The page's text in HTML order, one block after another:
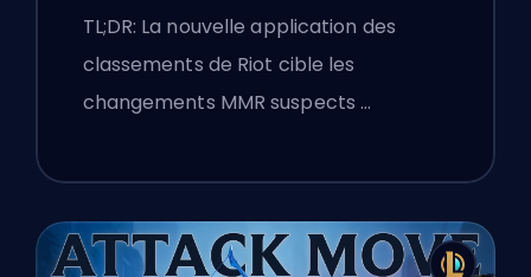
25.18 de League of Legends
TL;DR: La nouvelle application des
classements de Riot cible les
changements MMR suspects …